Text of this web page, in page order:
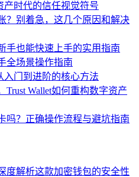
产时代的信任视觉符号
？别着急，这几个原因和解决
手也能快速上手的实用指南
全场景操作指南
入门到进阶的核心方法
Trust Wallet如何重构数字资产
吗？正确操作流程与避坑指南
度解析这款加密钱包的安全性